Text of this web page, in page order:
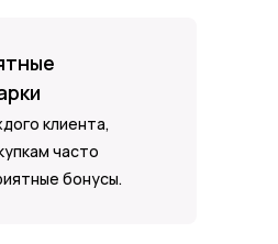
клиента,
часто
бонусы.